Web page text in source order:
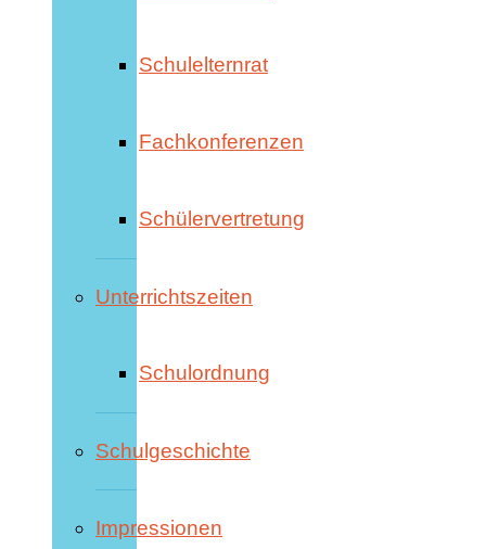
Schulelternrat
Fachkonferenzen
Schülervertretung
Unterrichtszeiten
Schulordnung
Schulgeschichte
Impressionen